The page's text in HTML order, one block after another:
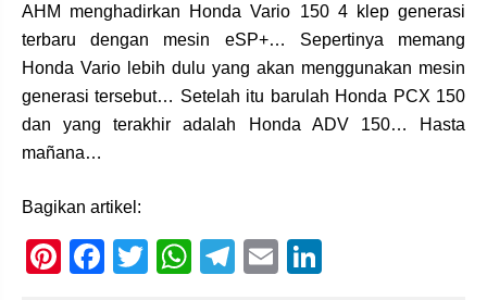
AHM menghadirkan Honda Vario 150 4 klep generasi
terbaru dengan mesin eSP+… Sepertinya memang
Honda Vario lebih dulu yang akan menggunakan mesin
generasi tersebut… Setelah itu barulah Honda PCX 150
dan yang terakhir adalah Honda ADV 150… Hasta
mañana…
Bagikan artikel:
Pi
F
T
W
T
E